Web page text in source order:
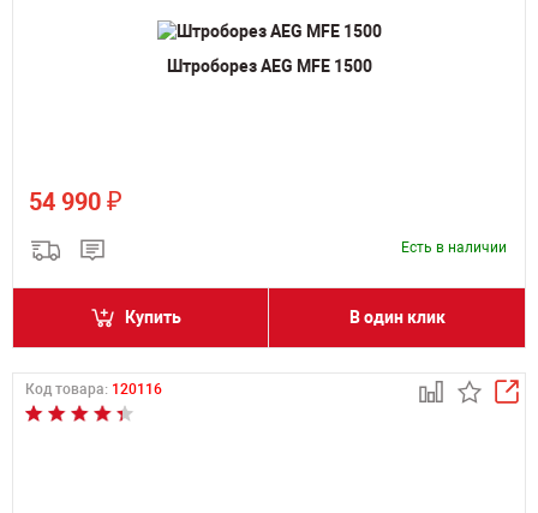
Штроборез AEG MFE 1500
54 990 ₽
Есть в наличии
Купить В один клик
Код товара: 120116